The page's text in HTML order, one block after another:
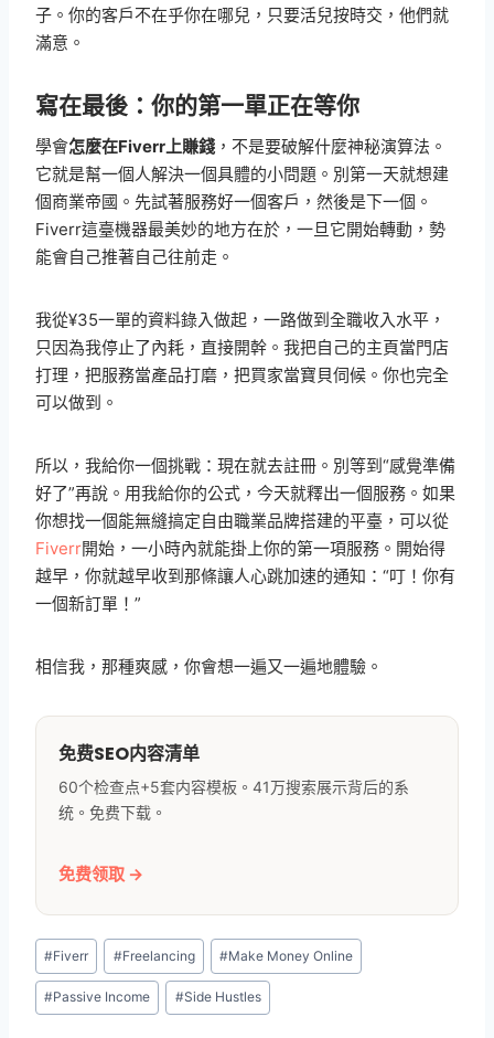
子。你的客戶不在乎你在哪兒，只要活兒按時交，他們就
滿意。
寫在最後：你的第一單正在等你
學會怎麼在Fiverr上賺錢 ，不是要破解什麼神秘演算法。
它就是幫一個人解決一個具體的小問題。別第一天就想建
個商業帝國。先試著服務好一個客戶，然後是下一個。
Fiverr這臺機器最美妙的地方在於，一旦它開始轉動，勢
能會自己推著自己往前走。
我從¥35一單的資料錄入做起，一路做到全職收入水平，
只因為我停止了內耗，直接開幹。我把自己的主頁當門店
打理，把服務當產品打磨，把買家當寶貝伺候。你也完全
可以做到。
所以，我給你一個挑戰：現在就去註冊。別等到“感覺準備
好了”再說。用我給你的公式，今天就釋出一個服務。如果
你想找一個能無縫搞定自由職業品牌搭建的平臺，可以從
Fiverr開始，一小時內就能掛上你的第一項服務。開始得
越早，你就越早收到那條讓人心跳加速的通知：“叮！你有
一個新訂單！”
相信我，那種爽感，你會想一遍又一遍地體驗。
免费SEO内容清单
60个检查点+5套内容模板。41万搜索展示背后的系
统。免费下载。
免费领取 →
Post
Tags:
#Fiverr #Freelancing #Make Money Online
#Passive Income #Side Hustles